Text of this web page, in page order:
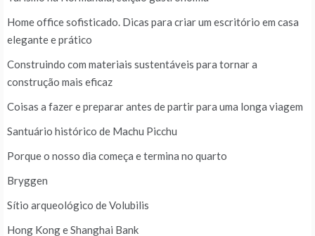
Home office sofisticado. Dicas para criar um escritório em casa
elegante e prático
Construindo com materiais sustentáveis para tornar a
construção mais eficaz
Coisas a fazer e preparar antes de partir para uma longa viagem
Santuário histórico de Machu Picchu
Porque o nosso dia começa e termina no quarto
Bryggen
Sítio arqueológico de Volubilis
Hong Kong e Shanghai Bank